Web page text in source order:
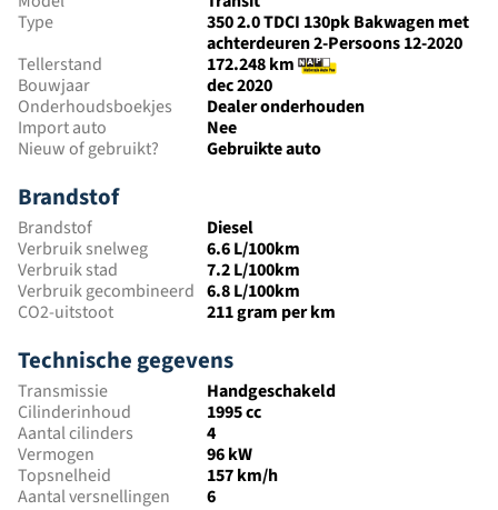
Type
350 2.0 TDCI 130pk Bakwagen met
achterdeuren 2-Persoons 12-2020
Tellerstand
172.248 km
Bouwjaar
dec 2020
Onderhoudsboekjes
Dealer onderhouden
Import auto
Nee
Nieuw of gebruikt?
Gebruikte auto
Brandstof
Brandstof
Diesel
Verbruik snelweg
6.6 L/100km
Verbruik stad
7.2 L/100km
Verbruik gecombineerd 6.8 L/100km
CO2-uitstoot
211 gram per km
Technische gegevens
Transmissie
Handgeschakeld
Cilinderinhoud
1995 cc
Aantal cilinders
4
Vermogen
96 kW
Topsnelheid
157 km/h
Aantal versnellingen
6